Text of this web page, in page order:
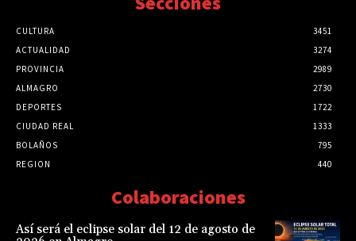
CULTURA
3451
ACTUALIDAD
3274
PROVINCIA
2989
ALMAGRO
2730
DEPORTES
1722
CIUDAD REAL
1333
BOLAÑOS
795
REGION
440
Colaboraciones
Así será el eclipse solar del 12 de agosto de